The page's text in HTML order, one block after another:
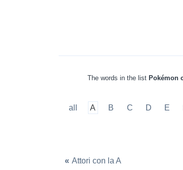
The words in the list Pokémon
all A B C D E
« Attori con la A